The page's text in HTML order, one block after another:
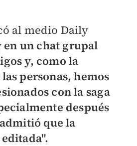
al medio Daily
en un chat grupal
y, como la
personas, hemos
con la saga
después
que la